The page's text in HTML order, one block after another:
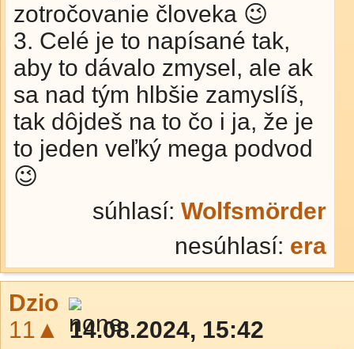
zotročovanie človeka 😉
3. Celé je to napísané tak,
aby to dávalo zmysel, ale ak
sa nad tým hlbšie zamyslíš,
tak dôjdeš na to čo i ja, že je
to jeden veľký mega podvod
😉
súhlasí: Wolfsmörder
nesúhlasí: era
Dzio
11▲
14.08.2024, 15:42